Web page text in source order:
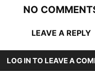
NO
LEAVE A REPLY
LOG IN TO LEAVE A